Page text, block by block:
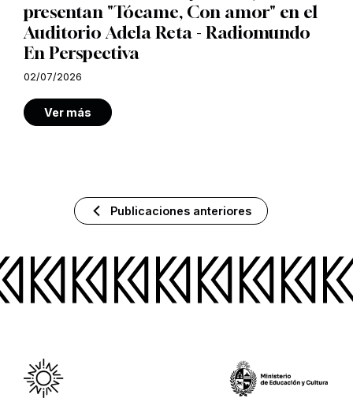
presentan "Tócame, Con amor" en el
Auditorio Adela Reta - Radiomundo
En Perspectiva
02/07/2026
Ver más
Publicaciones anteriores